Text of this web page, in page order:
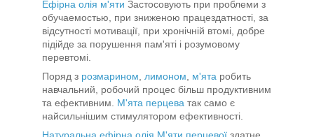
Ефірна олія м'яти Застосовують при проблеми з
обучаемостью, при зниженою працездатності, за
відсутності мотивації, при хронічній втомі, добре
підійде за порушення пам'яті і розумовому
перевтомі.
Поряд з розмарином лимоном м'ята робить
навчальний, робочий процес більш продуктивним
та ефективним. М'ята перцева так само є
найсильнішим стимулятором ефективності.
Натуральна ефірна олія М'яти перцевої здатне